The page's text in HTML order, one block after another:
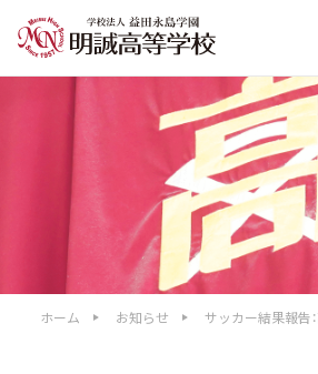
ホーム お知らせ
サッカー結果報告